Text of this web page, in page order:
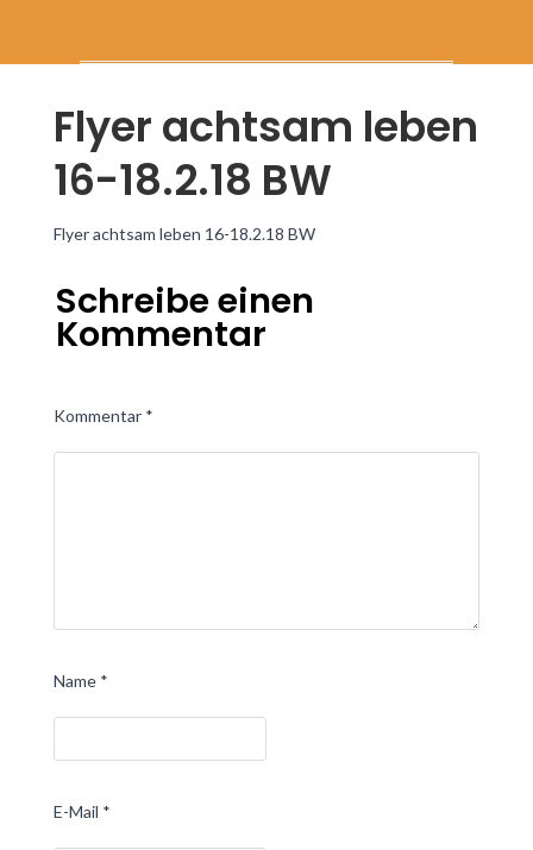
Flyer achtsam leben
16-18.2.18 BW
Flyer achtsam leben 16-18.2.18 BW
Schreibe einen
Kommentar
Kommentar *
Name *
E-Mail *